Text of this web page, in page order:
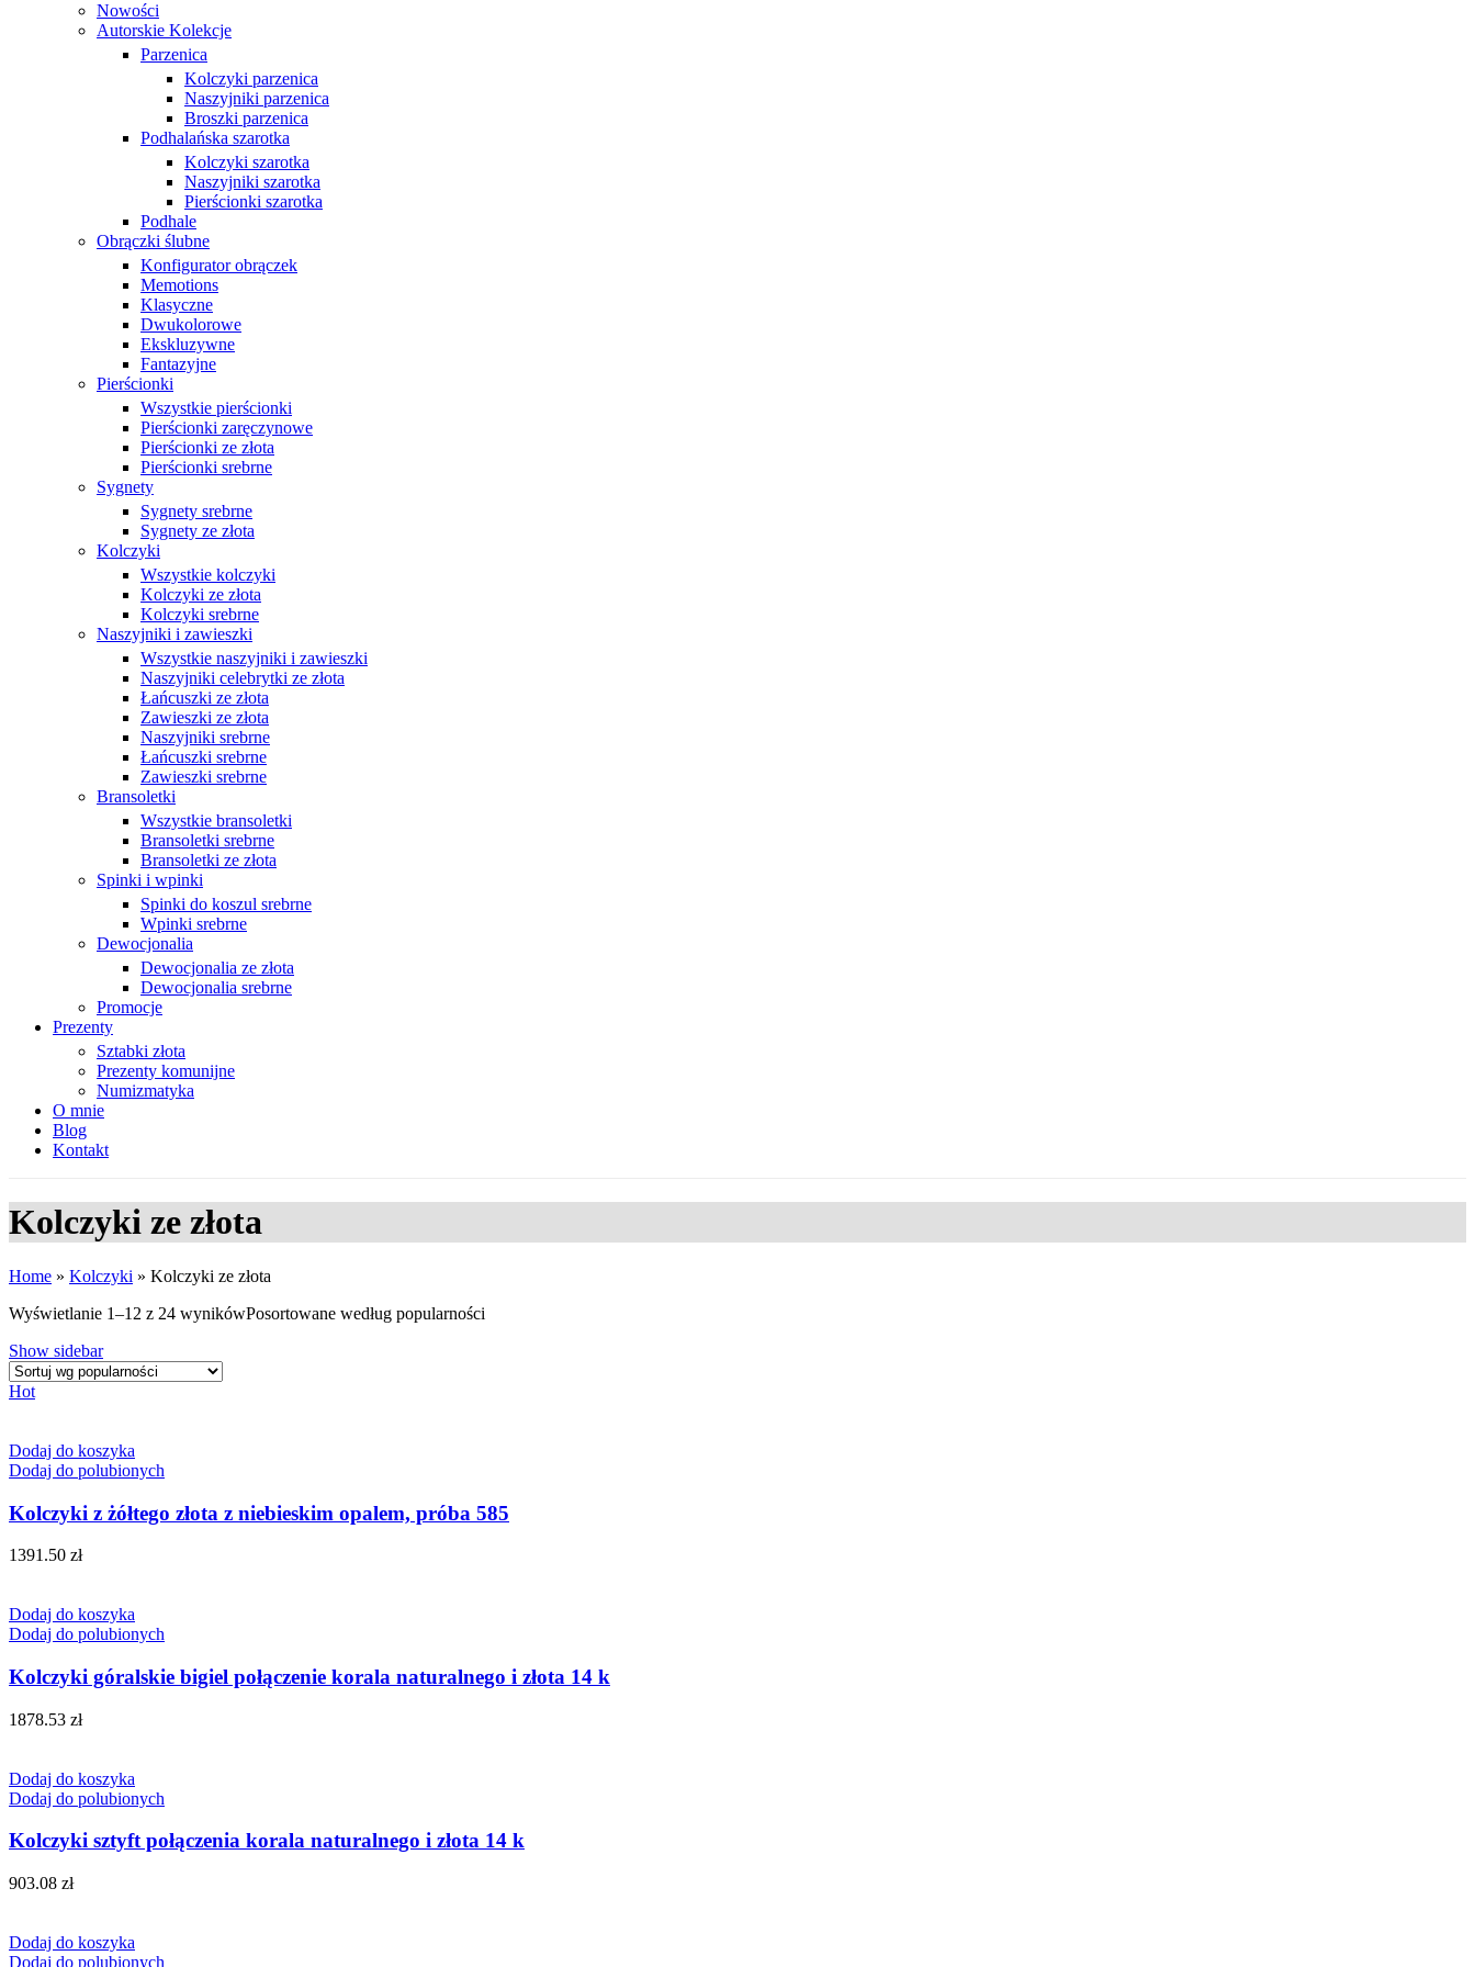
Nowości
Autorskie Kolekcje
Parzenica
Kolczyki parzenica
Naszyjniki parzenica
Broszki parzenica
Podhalańska szarotka
Kolczyki szarotka
Naszyjniki szarotka
Pierścionki szarotka
Podhale
Obrączki ślubne
Konfigurator obrączek
Memotions
Klasyczne
Dwukolorowe
Ekskluzywne
Fantazyjne
Pierścionki
Wszystkie pierścionki
Pierścionki zaręczynowe
Pierścionki ze złota
Pierścionki srebrne
Sygnety
Sygnety srebrne
Sygnety ze złota
Kolczyki
Wszystkie kolczyki
Kolczyki ze złota
Kolczyki srebrne
Naszyjniki i zawieszki
Wszystkie naszyjniki i zawieszki
Naszyjniki celebrytki ze złota
Łańcuszki ze złota
Zawieszki ze złota
Naszyjniki srebrne
Łańcuszki srebrne
Zawieszki srebrne
Bransoletki
Wszystkie bransoletki
Bransoletki srebrne
Bransoletki ze złota
Spinki i wpinki
Spinki do koszul srebrne
Wpinki srebrne
Dewocjonalia
Dewocjonalia ze złota
Dewocjonalia srebrne
Promocje
Prezenty
Sztabki złota
Prezenty komunijne
Numizmatyka
O mnie
Blog
Kontakt
Kolczyki ze złota
Home » Kolczyki » Kolczyki ze złota
Wyświetlanie 1–12 z 24 wynikówPosortowane według popularności
Show sidebar
Hot
Dodaj do koszyka
Dodaj do polubionych
Kolczyki z żółtego złota z niebieskim opalem, próba 585
1391.50 zł
Dodaj do koszyka
Dodaj do polubionych
Kolczyki góralskie bigiel połączenie korala naturalnego i złota 14 k
1878.53 zł
Dodaj do koszyka
Dodaj do polubionych
Kolczyki sztyft połączenia korala naturalnego i złota 14 k
903.08 zł
Dodaj do koszyka
Dodaj do polubionych